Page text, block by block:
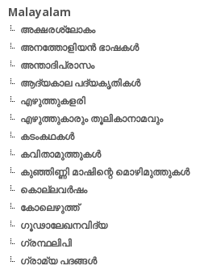
Malayalam
അക്ഷരശ്ലോകം
അനത്തോളിയന്‍ ഭാഷകള്‍
അന്താദിപ്രാസം
ആദ്യകാല പദ്യകൃതികള്‍
എഴുത്തുകളരി
എഴുത്തുകാരും തൂലികാനാമവും
കടംകഥകള്‍
കവിതാമുത്തുകള്‍
കുഞ്ഞിണ്ണി മാഷിന്റെ മൊഴിമുത്തുകള്‍
കൊല്ലവര്‍ഷം
കോലെഴുത്ത്
ഗൂഢാലേഖനവിദ്യ
ഗ്രന്ഥലിപി
ഗ്രാമ്യ പദങ്ങള്‍